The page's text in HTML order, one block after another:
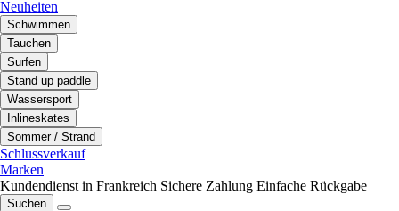
Neuheiten
Schwimmen
Tauchen
Surfen
Stand up paddle
Wassersport
Inlineskates
Sommer / Strand
Schlussverkauf
Marken
Kundendienst in Frankreich Sichere Zahlung Einfache Rückgabe
Suchen